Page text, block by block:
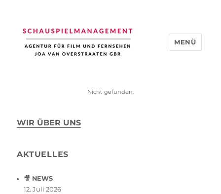
MENÜ
Nicht gefunden.
WIR ÜBER UNS
AKTUELLES
🎥 NEWS
12. Juli 2026